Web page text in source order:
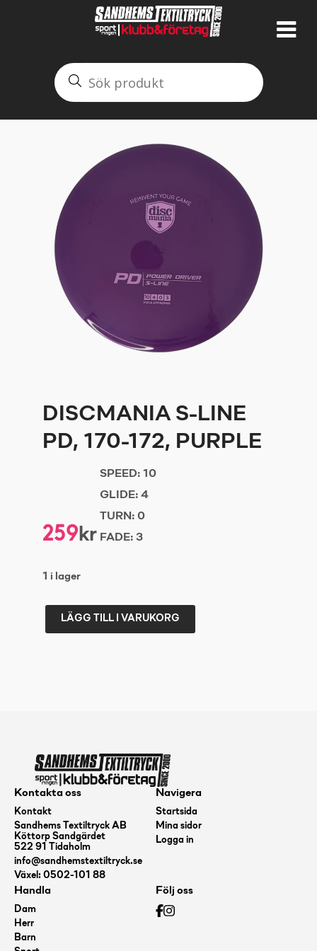
DISCMANIA S-LINE
PD, 170-172, PURPLE
259kr
SPEED: 10
GLIDE: 4
TURN: 0
FADE: 3
1 i lager
DISCMANIA
Purple
mängd
LÄGG TILL I VARUKORG
Kontakta oss
Kontakt
Sandhems Textiltryck AB
Köttorp Sandgärdet
522 91 Tidaholm
info@sandhemstextiltryck.se
Växel: 0502-101 88
Navigera
Startsida
Mina sidor
Logga in
Handla
Dam
Herr
Barn
Följ oss